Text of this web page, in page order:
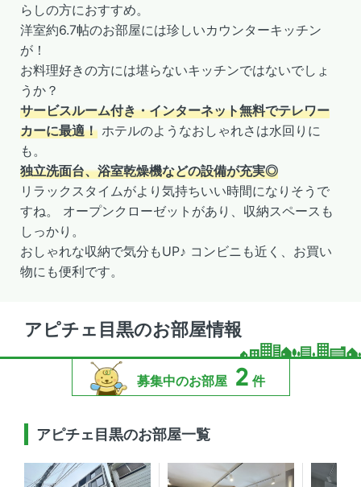
らしの方におすすめ。
洋室約6.7帖のお部屋には珍しいカウンターキッチン
が！
お料理好きの方には堪らないキッチンではないでしょ
うか？
サービスルーム付き・インターネット無料でテレワー
カーに最適！ ホテルのようなおしゃれさは水回りに
も。
独立洗面台、浴室乾燥機などの設備が充実◎
リラックスタイムがより気持ちいい時間になりそうで
すね。 オープンクローゼットがあり、収納スペースも
しっかり。
おしゃれな収納で気分もUP♪ コンビニも近く、お買い
物にも便利です。
アピチェ目黒のお部屋情報
募集中のお部屋 2 件
アピチェ目黒のお部屋一覧